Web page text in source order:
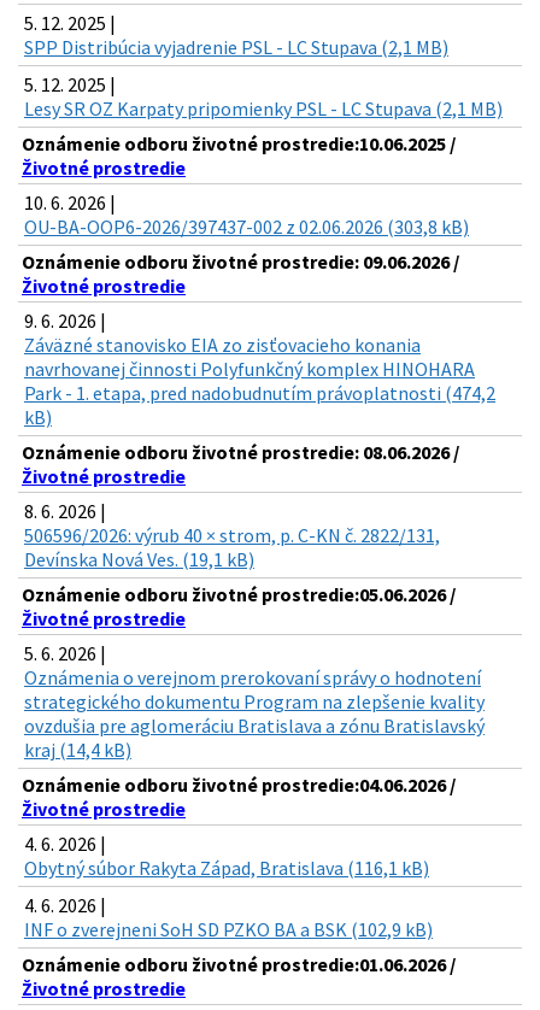
5. 12. 2025 |
SPP Distribúcia vyjadrenie PSL - LC Stupava (2,1 MB)
5. 12. 2025 |
Lesy SR OZ Karpaty pripomienky PSL - LC Stupava (2,1 MB)
Oznámenie odboru životné prostredie:10.06.2025 /
Životné prostredie
10. 6. 2026 |
OU-BA-OOP6-2026/397437-002 z 02.06.2026 (303,8 kB)
Oznámenie odboru životné prostredie: 09.06.2026 /
Životné prostredie
9. 6. 2026 |
Záväzné stanovisko EIA zo zisťovacieho konania
navrhovanej činnosti Polyfunkčný komplex HINOHARA
Park - 1. etapa, pred nadobudnutím právoplatnosti (474,2
kB)
Oznámenie odboru životné prostredie: 08.06.2026 /
Životné prostredie
8. 6. 2026 |
506596/2026: výrub 40 × strom, p. C-KN č. 2822/131,
Devínska Nová Ves. (19,1 kB)
Oznámenie odboru životné prostredie:05.06.2026 /
Životné prostredie
5. 6. 2026 |
Oznámenia o verejnom prerokovaní správy o hodnotení
strategického dokumentu Program na zlepšenie kvality
ovzdušia pre aglomeráciu Bratislava a zónu Bratislavský
kraj (14,4 kB)
Oznámenie odboru životné prostredie:04.06.2026 /
Životné prostredie
4. 6. 2026 |
Obytný súbor Rakyta Západ, Bratislava (116,1 kB)
4. 6. 2026 |
INF o zverejneni SoH SD PZKO BA a BSK (102,9 kB)
Oznámenie odboru životné prostredie:01.06.2026 /
Životné prostredie